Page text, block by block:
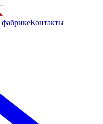
Контакты